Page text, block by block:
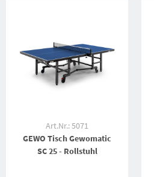
Art.Nr.: 5071
GEWO Tisch Gewomatic
SC 25 - Rollstuhl